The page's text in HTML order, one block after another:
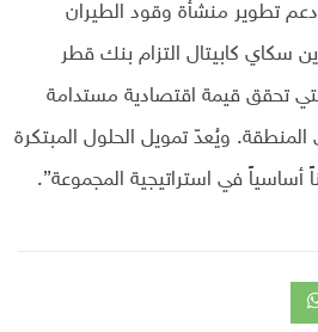
تطوير منشأة وقود الطيران
سكاي كابيتال التزام بنك قطر
تحقق قيمة اقتصادية مستدامة
المنطقة. ويُعدّ تمويل الحلول المبتكرة
أساسياً في استراتيجية المجموعة”.